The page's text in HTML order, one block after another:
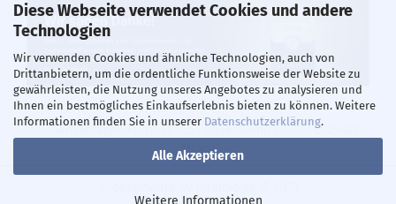
Diese Webseite verwendet Cookies und andere
Technologien
Wir verwenden Cookies und ähnliche Technologien, auch von
Drittanbietern, um die ordentliche Funktionsweise der Website zu
gewährleisten, die Nutzung unseres Angebotes zu analysieren und
Ihnen ein bestmögliches Einkaufserlebnis bieten zu können. Weitere
Informationen finden Sie in unserer Datenschutzerklärung.
Alle Akzeptieren
Weitere Informationen
Schankanlagen Fachbetrieb I Hasenkamp 20-22 I D-25482
Appen